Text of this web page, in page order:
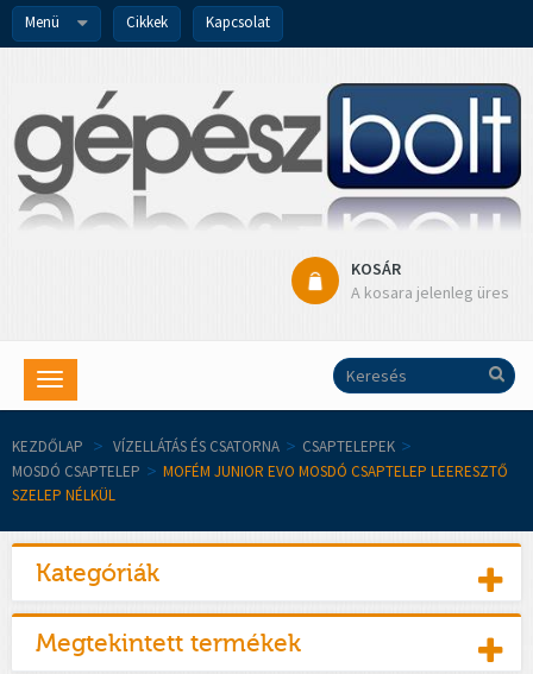
Menü Cikkek Kapcsolat
KOSÁR
A kosara jelenleg üres
Toggle
navigation
KEZDŐLAP > VÍZELLÁTÁS ÉS CSATORNA > CSAPTELEPEK >
MOSDÓ CSAPTELEP > MOFÉM JUNIOR EVO MOSDÓ CSAPTELEP LEERESZTŐ
SZELEP NÉLKÜL
Kategóriák
Megtekintett termékek